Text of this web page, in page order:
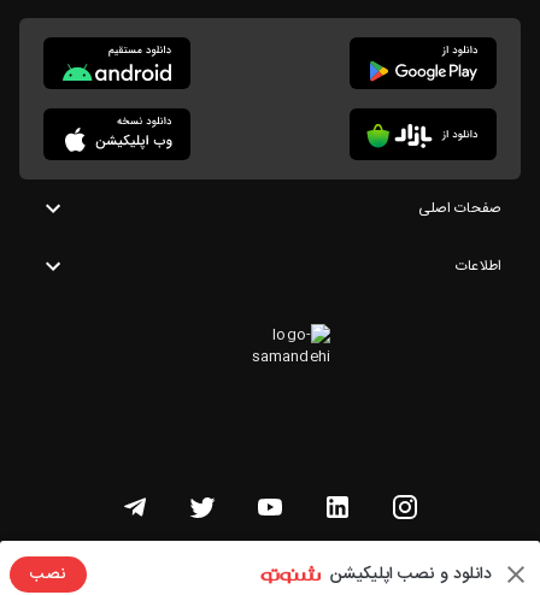
دانلود و نصب اپلیکیشن نصب
صفحات اصلی
اطلاعات
تمامی حقوق این وبسایت متعلق به شنوتو است